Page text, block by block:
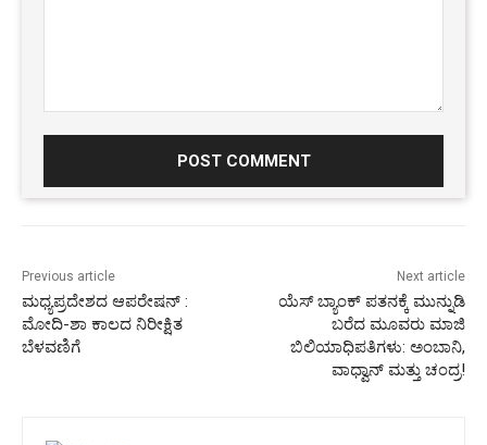
Previous article
ಮಧ್ಯಪ್ರದೇಶದ ಆಪರೇಷನ್ :
ಮೋದಿ-ಶಾ ಕಾಲದ ನಿರೀಕ್ಷಿತ
ಬೆಳವಣಿಗೆ
Next article
ಯೆಸ್ ಬ್ಯಾಂಕ್ ಪತನಕ್ಕೆ ಮುನ್ನುಡಿ
ಬರೆದ ಮೂವರು ಮಾಜಿ
ಬಿಲಿಯಾಧಿಪತಿಗಳು: ಅಂಬಾನಿ,
ವಾಧ್ವಾನ್ ಮತ್ತು ಚಂದ್ರ!